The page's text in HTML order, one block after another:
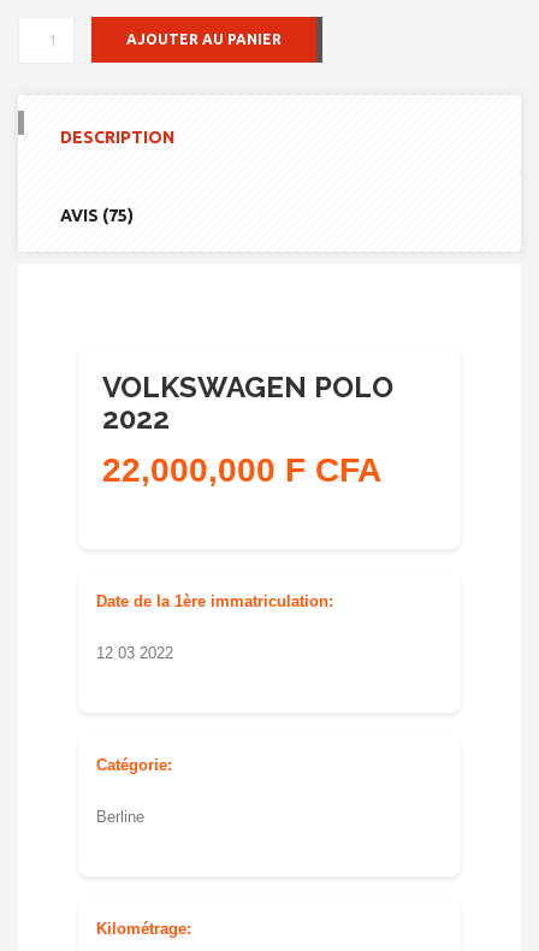
QUANTITÉ
AJOUTER AU PANIER
DESCRIPTION
AVIS (75)
VOLKSWAGEN POLO
2022
22,000,000 F CFA
Date de la 1ère immatriculation:
12 03 2022
Catégorie:
Berline
Kilométrage: